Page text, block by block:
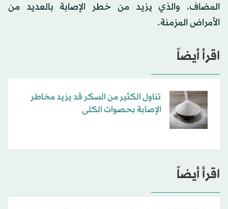
المضاف، والذي يزيد من خطر الإصابة بالعديد من
الأمراض المزمنة.
اقرأ أيضاً
تناول الكثير من السكر قد يزيد مخاطر
الإصابة بحصوات الكلى
اقرأ أيضاً